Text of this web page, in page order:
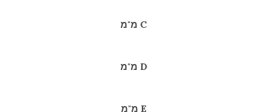
C מ"מ
D מ"מ
E מ"מ